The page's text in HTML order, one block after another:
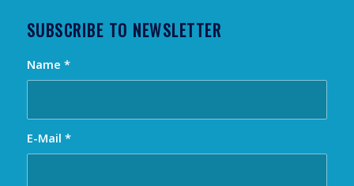
SUBSCRIBE TO NEWSLETTER
Name *
E-Mail *